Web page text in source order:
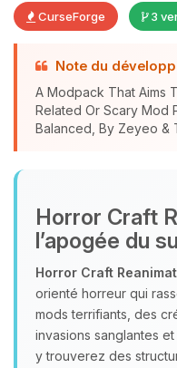
CurseForge 3
Note du
A Modpack That Aims
Related Or Scary Mod
Balanced, By Zeyeo &
Horror Craft
l’apogée du
Horror Craft
orienté horreur qui
mods terrifiants, des
invasions sanglantes
y trouverez des
Youpi,
parler ! Moi
assistant